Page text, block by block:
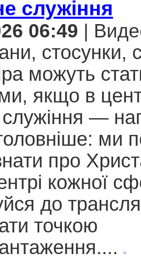
служіння
06:49 |
стосунки,
можуть
якщо в
служіння —
ми
про
кожної
до
точкою